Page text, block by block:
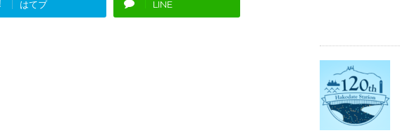
はてブ LINE